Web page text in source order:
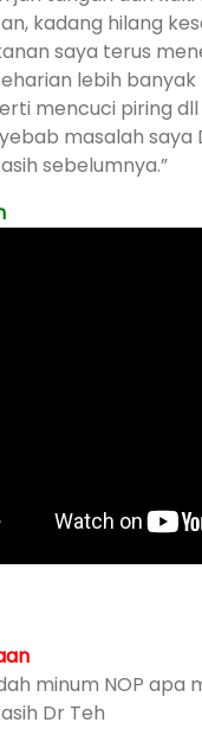
kadang hilang
saya terus
lebih
mencuci piring
masalah saya
sebelumnya.”
minum NOP apa
Dr Teh